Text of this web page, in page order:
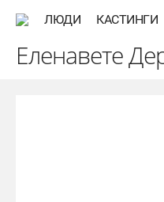
ЛЮДИ КАСТИНГИ
Еленавете